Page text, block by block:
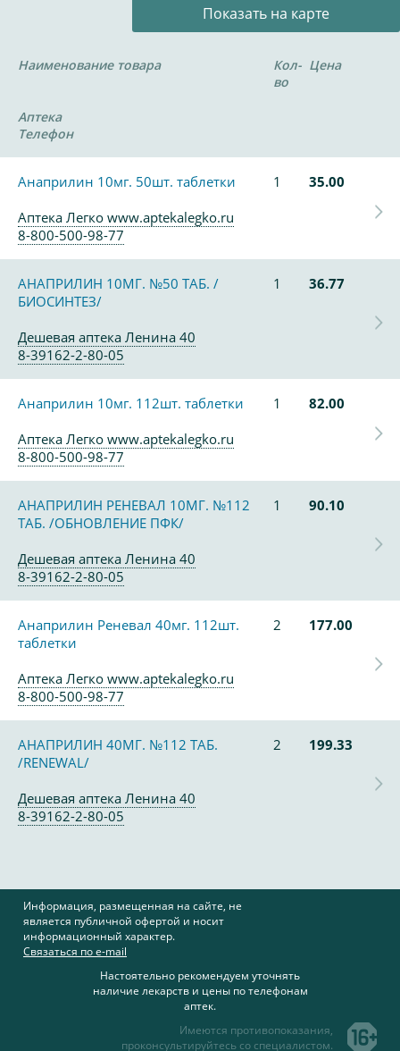
Показать на карте
Наименование товара
Кол-
во
Цена
Аптека
Телефон
Анаприлин 10мг. 50шт. таблетки 1
35.00
Аптека Легко www.aptekalegko.ru
8-800-500-98-77
АНАПРИЛИН 10МГ. №50 ТАБ. /
БИОСИНТЕЗ/
1 36.77
Дешевая аптека Ленина 40
8-39162-2-80-05
Анаприлин 10мг. 112шт. таблетки 1
82.00
Аптека Легко www.aptekalegko.ru
8-800-500-98-77
АНАПРИЛИН РЕНЕВАЛ 10МГ. №112
ТАБ. /ОБНОВЛЕНИЕ ПФК/
1 90.10
Дешевая аптека Ленина 40
8-39162-2-80-05
Анаприлин Реневал 40мг. 112шт.
таблетки
2 177.00
Аптека Легко www.aptekalegko.ru
8-800-500-98-77
АНАПРИЛИН 40МГ. №112 ТАБ.
/RENEWAL/
2 199.33
Дешевая аптека Ленина 40
8-39162-2-80-05
Информация, размещенная на сайте, не
является публичной офертой и носит
информационный характер.
Связаться по e-mail
Настоятельно рекомендуем уточнять
наличие лекарств и цены по телефонам
аптек.
Имеются противопоказания,
проконсультируйтесь со специалистом.